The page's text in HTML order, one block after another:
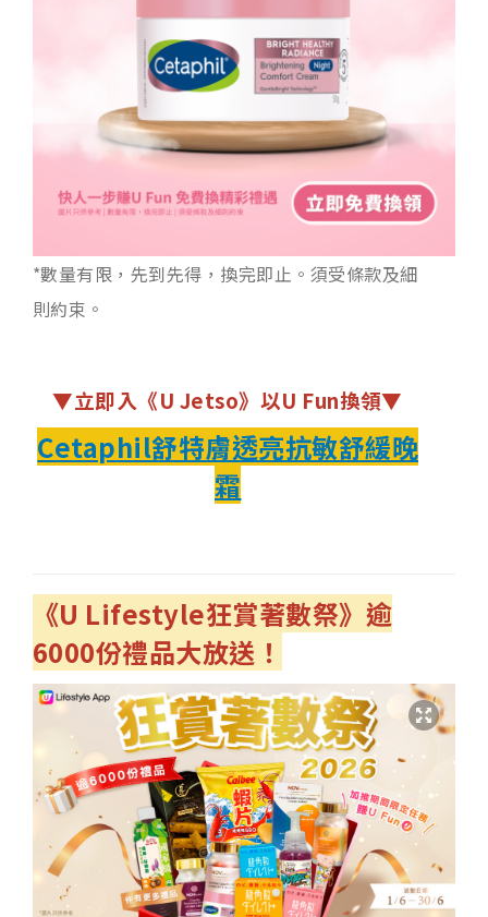
*數量有限，先到先得，換完即止。須受條款及細
則約束。
▼立即入《U Jetso》以U Fun換領▼
Cetaphil舒特膚透亮抗敏舒緩晚
霜
《U Lifestyle狂賞著數祭》逾
6000份禮品大放送！